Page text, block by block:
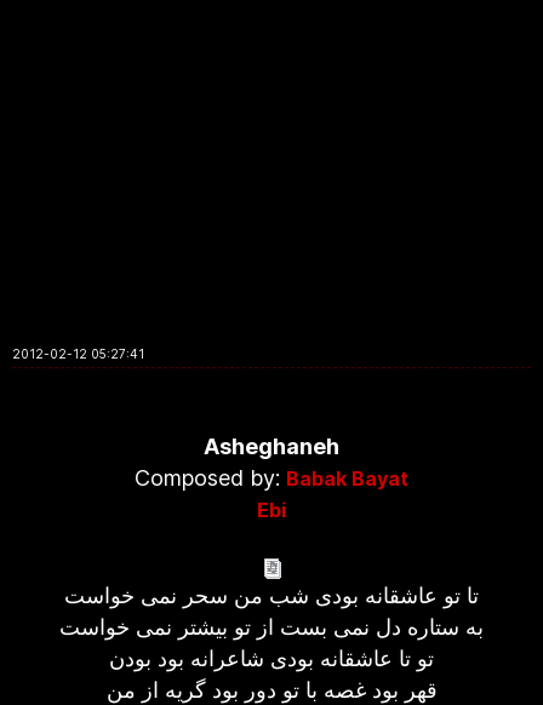
2012-02-12 05:27:41
Asheghaneh
Composed by: Babak Bayat
Ebi
تا تو عاشقانه بودی شب من سحر نمی خواست
به ستاره دل نمی بست از تو بیشتر نمی خواست
تو تا عاشقانه بودی شاعرانه بود بودن
قهر بود غصه با تو دور بود گریه از من